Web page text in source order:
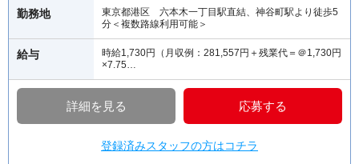
勤務地
東京都港区 六本木一丁目駅直結、神谷町駅より徒歩5
分＜複数路線利用可能＞
給与
時給1,730円（月収例：281,557円＋残業代＝＠1,730円
×7.75…
詳細を見る 応募する
登録済みスタッフの方はコチラ